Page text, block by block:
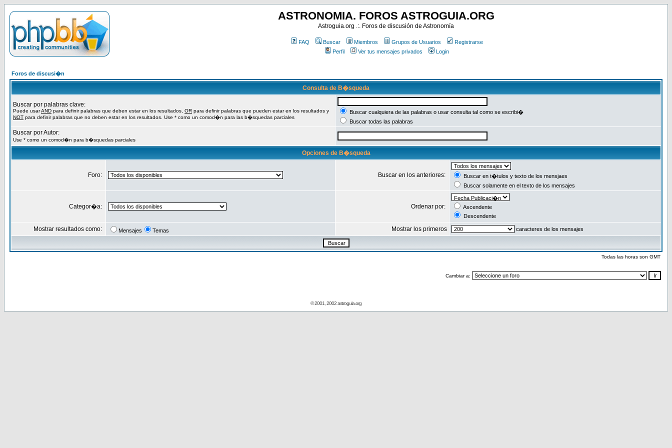
ASTRONOMIA. FOROS ASTROGUIA.ORG
Astroguia.org .:. Foros de discusión de Astronomía
FAQ Buscar Miembros Grupos de Usuarios
Registrarse
Perfil
Ver tus mensajes privados Login
Foros de discusi�n
Consulta de B�squeda
Buscar por palabras clave:
Puede usarAND para definir palabras que deben estar en los resultados, OR para definir palabras que pueden estar en los resultados y
NOT para definir palabras que no deben estar en los resultados. Use * como un comod�n para las b�squedas parciales
Buscar cualquiera de las palabras o usar consulta tal como se escribi�
Buscar todas las palabras
Buscar por Autor:
Use * como un comod�n para b�squedas parciales
Opciones de B�squeda
Foro: Buscar en los anteriores:
Buscar en t�tulos y texto de los mensjaes
Buscar solamente en el texto de los mensajes
Categor�a: Ordenar por:
Ascendente
Descendente
Mostrar resultados como: Mensajes Temas Mostrar los primeros caracteres de los mensajes
Todas las horas son GMT
Cambiar a:
© 2001, 2002 astroguia.org